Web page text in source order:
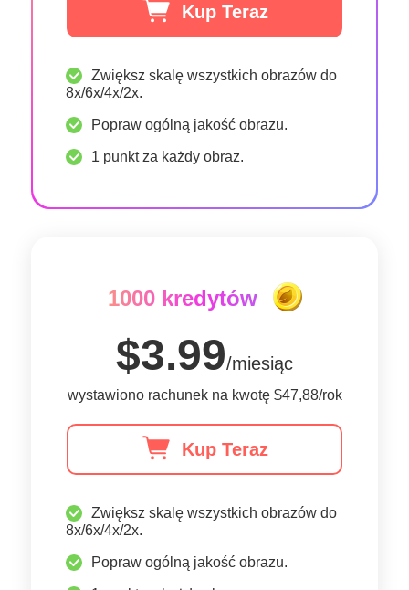
Kup Teraz
Zwiększ skalę wszystkich obrazów do
8x/6x/4x/2x.
Popraw ogólną jakość obrazu.
1 punkt za każdy obraz.
1000 kredytów
$3.99/miesiąc
wystawiono rachunek na kwotę $47,88/rok
Kup Teraz
Zwiększ skalę wszystkich obrazów do
8x/6x/4x/2x.
Popraw ogólną jakość obrazu.